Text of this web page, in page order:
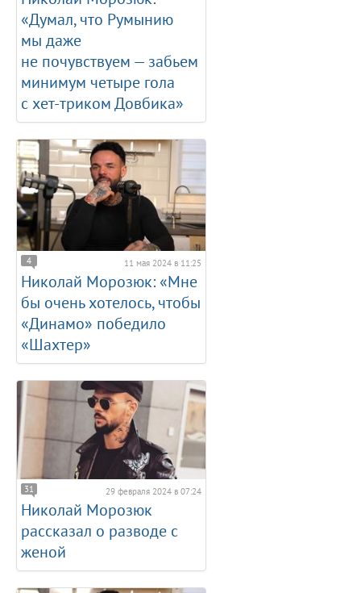
«Думал, что Румынию
мы даже
не почувствуем — забьем
минимум четыре гола
с хет-триком Довбика»
4 11 мая 2024 в 11:25
Николай Морозюк: «Мне
бы очень хотелось, чтобы
«Динамо» победило
«Шахтер»
31 29 февраля 2024 в 07:24
Николай Морозюк
рассказал о разводе с
женой